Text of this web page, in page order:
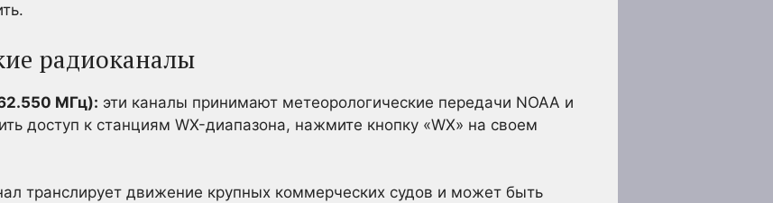
радиоканалы
МГц): эти каналы принимают метеорологические передачи NOAA и
доступ к станциям WX-диапазона, нажмите кнопку «WX» на своем
транслирует движение крупных коммерческих судов и может быть